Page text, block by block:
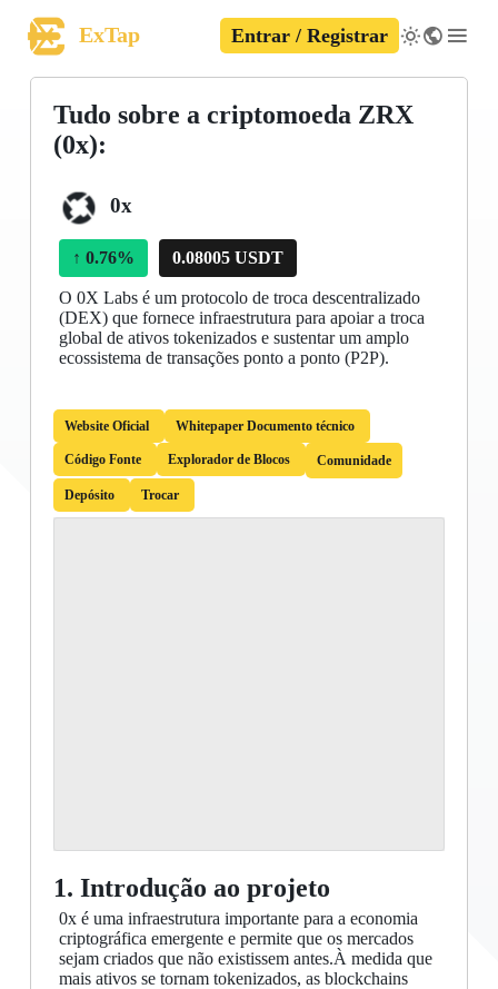
ExTap Entrar / Registrar
Tudo sobre a criptomoeda ZRX
(0x):
0x
↑ 0.76% 0.08005 USDT
O 0X Labs é um protocolo de troca descentralizado
(DEX) que fornece infraestrutura para apoiar a troca
global de ativos tokenizados e sustentar um amplo
ecossistema de transações ponto a ponto (P2P).
Website Oficial Whitepaper Documento técnico
Código Fonte Explorador de Blocos Comunidade
Depósito Trocar
1. Introdução ao projeto
0x é uma infraestrutura importante para a economia
criptográfica emergente e permite que os mercados
sejam criados que não existissem antes.À medida que
mais ativos se tornam tokenizados, as blockchains